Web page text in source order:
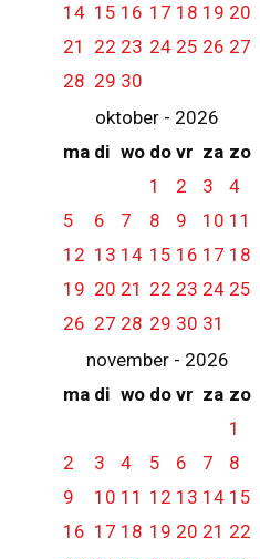
14 15 16 17 18 19 20
21
22 23 24 25 26 27
28 29 30
oktober - 2026
ma di wo do vr za zo
1
2 3
4
5
6 7 8 9 10 11
12 13 14 15 16 17 18
19 20 21 22 23 24 25
26 27 28 29 30 31
november - 2026
ma di wo do vr za zo
1
2
3 4 5 6 7
8
9
10 11 12 13 14 15
16 17 18 19 20 21 22